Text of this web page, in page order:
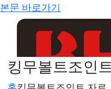
본문 바로가기
킹무볼트조인